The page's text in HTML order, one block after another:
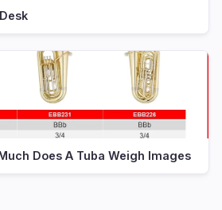
Does A Tuba Weigh Images